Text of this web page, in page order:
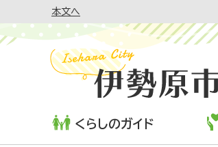
本文へ
くらしのガイド